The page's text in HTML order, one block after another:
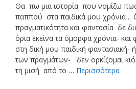
Θα πω μια ιστορία που νομίζω
παππού στα παιδικά μου χρόνια .
πραγματικότητα και φαντασία δε
όρια εκείνα τα όμορφα χρόνια-
στη δική μου παιδική φαντασιακή-
των πραγμάτων- δεν ορκίζομαι
τη μισή από το … Περισσότερα